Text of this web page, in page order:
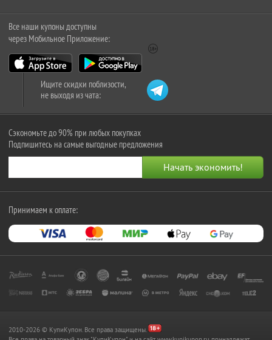
Все наши купоны доступны
через Мобильное Приложение:
Ищите скидки поблизости,
не выходя из чата:
Сэкономьте до 90% при любых покупках
Подпишитесь на самые выгодные предложения
Принимаем к оплате:
2010-2026 © КупиКупон. Все права защищены.